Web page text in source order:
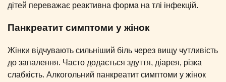
дітей переважає реактивна форма на тлі інфекцій.
Панкреатит симптоми у жінок
Жінки відчувають сильніший біль через вищу чутливість
до запалення. Часто додається здуття, діарея, різка
слабкість. Алкогольний панкреатит симптоми у жінок